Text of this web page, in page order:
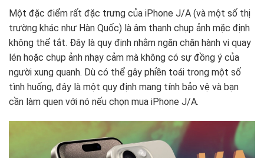
Một đặc điểm rất đặc trưng của iPhone J/A (và một số thị
trường khác như Hàn Quốc) là âm thanh chụp ảnh mặc định
không thể tắt. Đây là quy định nhằm ngăn chặn hành vi quay
lén hoặc chụp ảnh nhạy cảm mà không có sự đồng ý của
người xung quanh. Dù có thể gây phiền toái trong một số
tình huống, đây là một quy định mang tính bảo vệ và bạn
cần làm quen với nó nếu chọn mua iPhone J/A.